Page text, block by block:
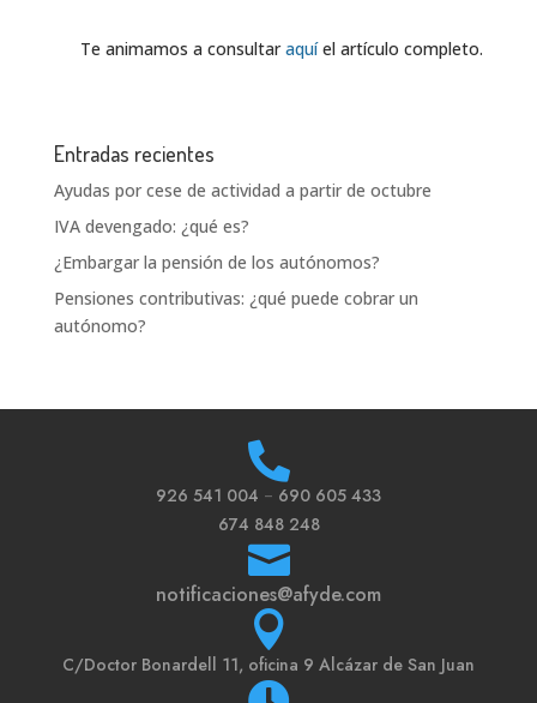
Te animamos a consultaraquíel artículo completo.
Entradas recientes
Ayudas por cese de actividad a partir de octubre
IVA devengado: ¿qué es?
¿Embargar la pensión de los autónomos?
Pensiones contributivas: ¿qué puede cobrar un
autónomo?

926 541 004 – 690 605 433
674 848 248

notificaciones@afyde.com

C/Doctor Bonardell 11, oficina 9 Alcázar de San Juan